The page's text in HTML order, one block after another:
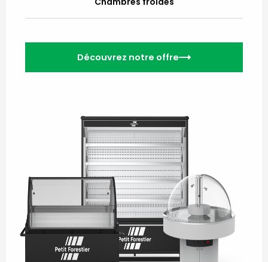
Découvrez notre offre